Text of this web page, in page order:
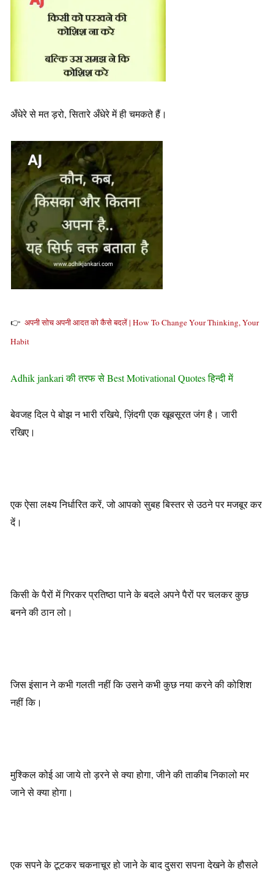
अँधेरे से मत ड़रो, सितारे अँधेरे में ही चमकते हैं।
👉 अपनी सोच अपनी आदत को कैसे बदलें | How To Change Your Thinking, Your
Habit
Adhik jankari की तरफ से Best Motivational Quotes हिन्दी में
बेवजह दिल पे बोझ न भारी रखिये, ज़िंदगी एक खूबसूरत जंग है। जारी
रखिए।
एक ऐसा लक्ष्य निर्धारित करें, जो आपको सुबह बिस्तर से उठने पर मजबूर कर
दें।
किसी के पैरों में गिरकर प्रतिष्ठा पाने के बदले अपने पैरों पर चलकर कुछ
बनने की ठान लो।
जिस इंसान ने कभी गलती नहीं कि उसने कभी कुछ नया करने की कोशिश
नहीं कि।
मुश्किल कोई आ जाये तो ड़रने से क्या होगा, जीने की ताकीब निकालो मर
जाने से क्या होगा।
एक सपने के टूटकर चकनाचूर हो जाने के बाद दुसरा सपना देखने के हौसले